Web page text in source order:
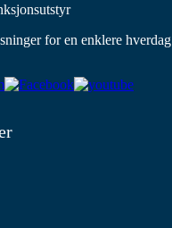
for en enklere hverdag